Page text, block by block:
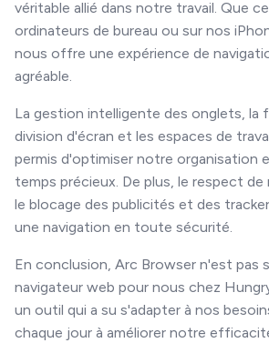
véritable allié dans notre travail. Que
ordinateurs de bureau ou sur nos
nous offre une expérience de
agréable.
La gestion intelligente des onglets, la
division d'écran et les espaces de
permis d'optimiser notre organisation
temps précieux. De plus, le respect
le blocage des publicités et des
une navigation en toute sécurité.
En conclusion, Arc Browser n'est pas
navigateur web pour nous chez
un outil qui a su s'adapter à nos
chaque jour à améliorer notre